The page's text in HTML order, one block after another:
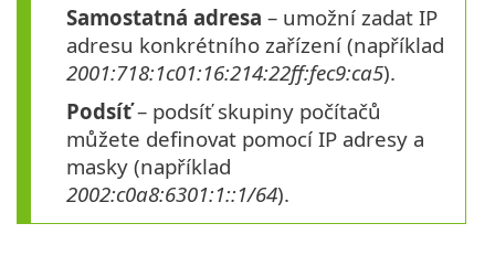
Samostatná adresa – umožní zadat IP
adresu konkrétního zařízení (například
2001:718:1c01:16:214:22ff:fec9:ca5).
Podsíť– podsíť skupiny počítačů
můžete definovat pomocí IP adresy a
masky (například
2002:c0a8:6301:1::1/64).